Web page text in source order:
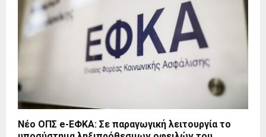
Νέο ΟΠΣ e-ΕΦΚΑ: Σε παραγωγική λειτουργία το